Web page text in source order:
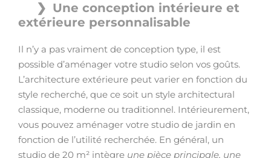
Une conception intérieure et
extérieure personnalisable
Il n’y a pas vraiment de conception type, il est
possible d’aménager votre studio selon vos goûts.
L’architecture extérieure peut varier en fonction du
style recherché, que ce soit un style architectural
classique, moderne ou traditionnel. Intérieurement,
vous pouvez aménager votre studio de jardin en
fonction de l’utilité recherchée. En général, un
studio de 20 m² intègre une pièce principale, une